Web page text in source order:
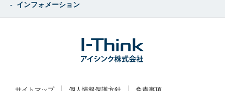
インフォメーション